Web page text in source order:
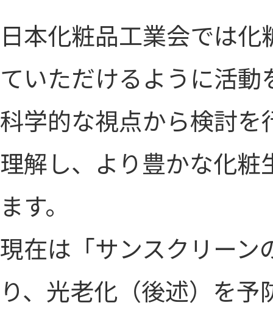
日本化粧品工業会では
ていただけるように活
科学的な視点から検討
理解し、より豊かな化
ます。
現在は「サンスクリー
り、光老化（後述）を